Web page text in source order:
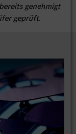
genehmigt
geprüft.